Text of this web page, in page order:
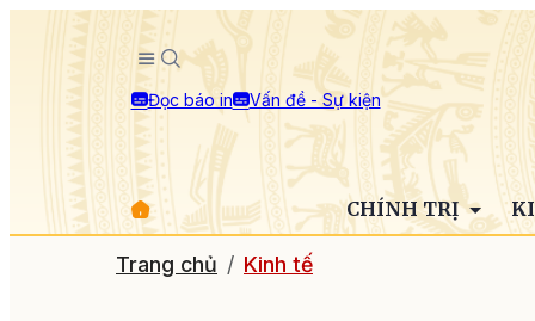
Đọc báo in Vấn đề - Sự kiện
CHÍNH TRỊ
Trang chủ Kinh tế